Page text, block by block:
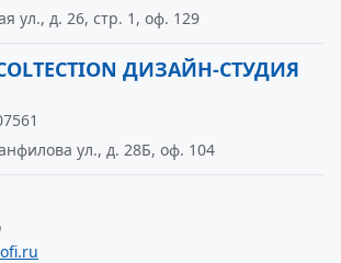
ул., д. 26, стр. 1, оф. 129
ДИЗАЙН-СТУДИЯ
ул., д. 28Б, оф. 104